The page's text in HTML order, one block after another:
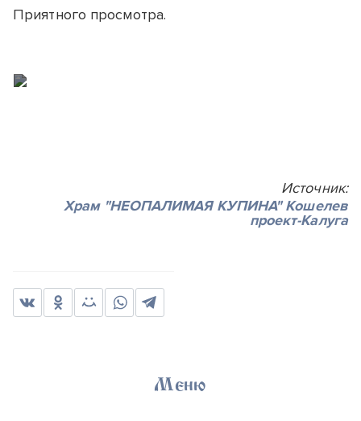
Приятного просмотра.
Источник:
Храм "НЕОПАЛИМАЯ КУПИНА" Кошелев
проект-Калуга
Меню